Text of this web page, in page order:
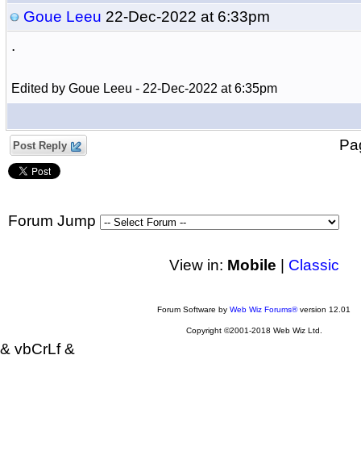
Goue Leeu 22-Dec-2022 at 6:33pm
.
Edited by Goue Leeu - 22-Dec-2022 at 6:35pm
Post Reply
Forum Jump
View in: Mobile Classic
Forum Software by Web Wiz Forums®version 12.01
Copyright ©2001-2018 Web Wiz Ltd.
& vbCrLf &